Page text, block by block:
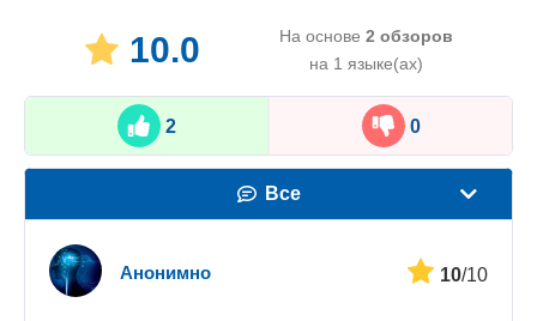
10.0 На основе 2 обзоров
на 1 языке(ах)
2 0
Все
Анонимно 10/10